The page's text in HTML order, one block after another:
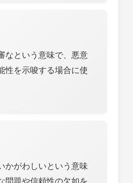
なという意味で、悪意
性を示唆する場合に使
かがわしいという意味
問題や信頼性の欠如を